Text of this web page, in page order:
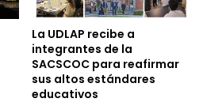
La UDLAP recibe a
integrantes de la
SACSCOC para reafirmar
sus altos estándares
educativos